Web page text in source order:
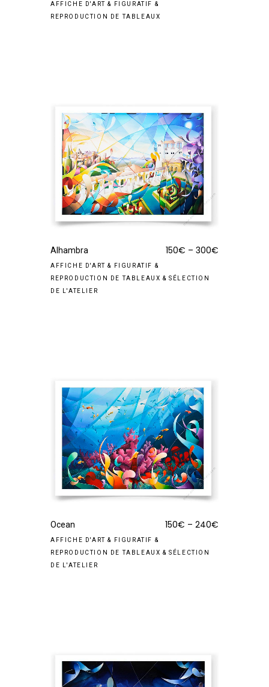
AFFICHE D'ART & FIGURATIF &
REPRODUCTION DE TABLEAUX
Alhambra 150€ – 300€
AFFICHE D'ART & FIGURATIF &
REPRODUCTION DE TABLEAUX &SÉLECTION
DE L'ATELIER
Ocean 150€ – 240€
AFFICHE D'ART & FIGURATIF &
REPRODUCTION DE TABLEAUX &SÉLECTION
DE L'ATELIER